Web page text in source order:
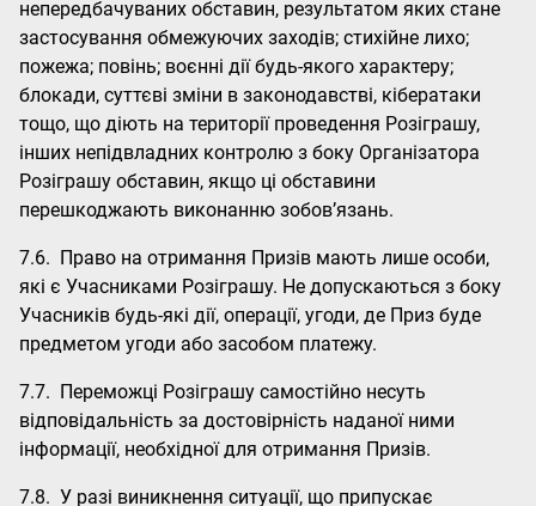
непередбачуваних обставин, результатом яких стане
застосування обмежуючих заходів; стихійне лихо;
пожежа; повінь; воєнні дії будь-якого характеру;
блокади, суттєві зміни в законодавстві, кібератаки
тощо, що діють на території проведення Розіграшу,
інших непідвладних контролю з боку Організатора
Розіграшу обставин, якщо ці обставини
перешкоджають виконанню зобов’язань.
7.6. Право на отримання Призів мають лише особи,
які є Учасниками Розіграшу. Не допускаються з боку
Учасників будь-які дії, операції, угоди, де Приз буде
предметом угоди або засобом платежу.
7.7. Переможці Розіграшу самостійно несуть
відповідальність за достовірність наданої ними
інформації, необхідної для отримання Призів.
7.8. У разі виникнення ситуації, що припускає